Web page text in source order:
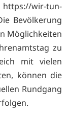
https://wir-tun-
Bevölkerung
Möglichkeiten
zu
mit vielen
können die
Rundgang